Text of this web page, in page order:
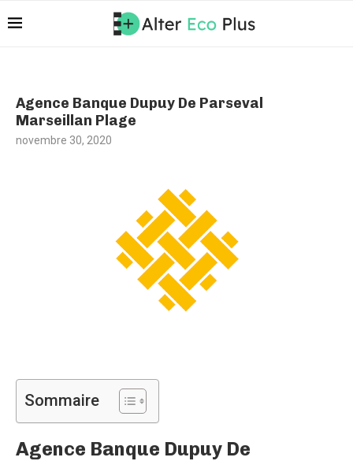
Agence Banque Dupuy De Parseval
Marseillan Plage
novembre 30, 2020
Sommaire
Agence Banque Dupuy De